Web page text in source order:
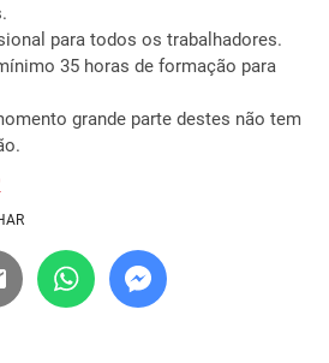
para todos os trabalhadores.
35 horas de formação para
grande parte destes não tem